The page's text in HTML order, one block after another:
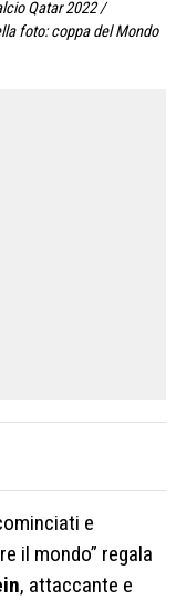
Qatar 2022 /
foto: coppa del Mondo
e
il mondo” regala
, attaccante e